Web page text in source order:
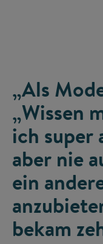
„Als
„Wissen
ich super
aber nie
ein
bekam